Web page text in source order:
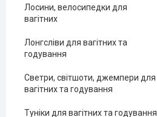
Лосини, велосипедки для
вагітних
Лонгсліви для вагітних та
годування
Светри, світшоти, джемпери для
вагітних та годування
Туніки для вагітних та годування